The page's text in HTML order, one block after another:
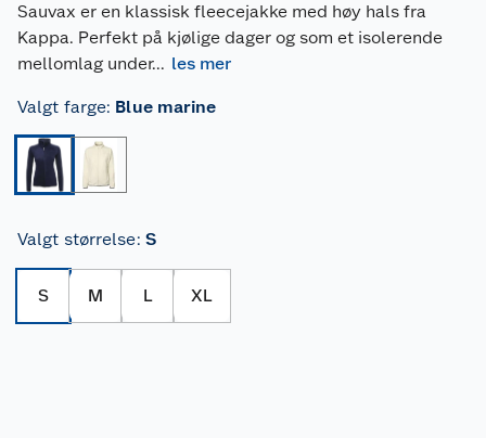
Sauvax er en klassisk fleecejakke med høy hals fra
Kappa. Perfekt på kjølige dager og som et isolerende
mellomlag under... les mer
Valgt farge: Blue marine
Valgt størrelse: S
S M L XL